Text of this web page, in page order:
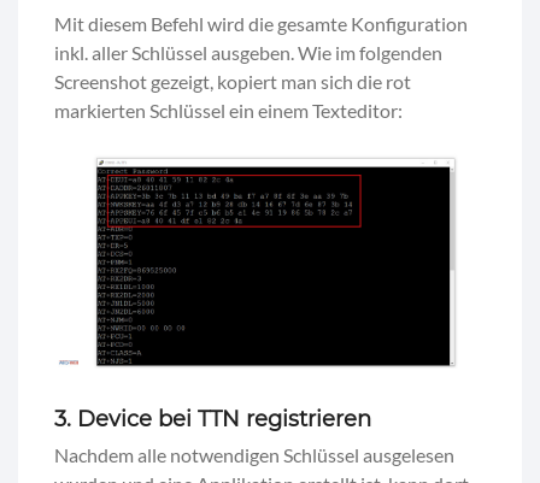
Mit diesem Befehl wird die gesamte Konfiguration
inkl. aller Schlüssel ausgeben. Wie im folgenden
Screenshot gezeigt, kopiert man sich die rot
markierten Schlüssel ein einem Texteditor:
3. Device bei TTN registrieren
Nachdem alle notwendigen Schlüssel ausgelesen